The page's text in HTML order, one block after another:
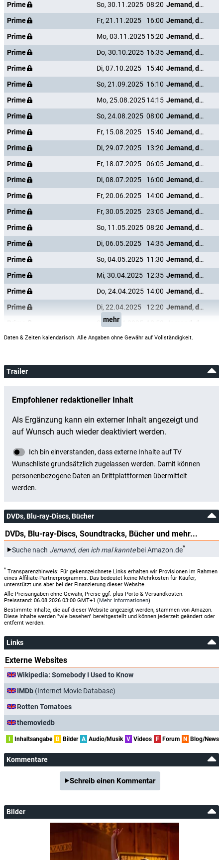
Prime
So, 30.11.2025 08:20
Jemand, den ich mal kannte
Prime
Fr, 21.11.2025 16:00
Jemand, den ich mal kannte
Prime
Mo, 03.11.202515:20
Jemand, den ich mal kannte
Prime
Do, 30.10.2025 16:35
Jemand, den ich mal kannte
Prime
Di, 07.10.2025 15:40
Jemand, den ich mal kannte
Prime
So, 21.09.2025 16:10
Jemand, den ich mal kannte
Prime
Mo, 25.08.202514:15
Jemand, den ich mal kannte
Prime
So, 24.08.2025 08:00
Jemand, den ich mal kannte
Prime
Fr, 15.08.2025 15:40
Jemand, den ich mal kannte
Prime
Di, 29.07.2025 13:20
Jemand, den ich mal kannte
Prime
Fr, 18.07.2025 06:05
Jemand, den ich mal kannte
Prime
Di, 08.07.2025 16:00
Jemand, den ich mal kannte
Prime
Fr, 20.06.2025 14:00
Jemand, den ich mal kannte
Prime
Fr, 30.05.2025 23:05
Jemand, den ich mal kannte
Prime
So, 11.05.2025 08:20
Jemand, den ich mal kannte
Prime
Di, 06.05.2025 14:35
Jemand, den ich mal kannte
Prime
So, 04.05.2025 11:30
Jemand, den ich mal kannte
Prime
Mi, 30.04.2025 12:35
Jemand, den ich mal kannte
Prime
Do, 24.04.2025 14:00
Jemand, den ich mal kannte
Prime
Di, 22.04.2025 12:20
Jemand, den ich mal kannte
So, 20.04.2025
mehr
Daten & Zeiten kalendarisch. Alle Angaben ohne Gewähr auf Vollständigkeit.
Trailer
DVDs, Blu-ray-Discs, Bücher
DVDs, Blu-ray-Discs, Soundtracks, Bücher und mehr...
Suche nach Jemand, den ich mal kanntebei Amazon.de*
* Transparenzhinweis: Für gekennzeichnete Links erhalten wir Provisionen im Rahmen
eines Affiliate-Partnerprogramms. Das bedeutet keine Mehrkosten für Käufer,
unterstützt uns aber bei der Finanzierung dieser Website.
Alle Preisangaben ohne Gewähr, Preise ggf. plus Porto & Versandkosten.
Preisstand: 06.08.2026 03:00 GMT+1 (Mehr Informationen)
Bestimmte Inhalte, die auf dieser Website angezeigt werden, stammen von Amazon.
Diese Inhalte werden "wie besehen" bereitgestellt und können jederzeit geändert oder
entfernt werden.
Links
Externe Websites
Wikipedia: Somebody I Used to Know
IMDb (Internet Movie Database)
Rotten Tomatoes
themoviedb
I Inhaltsangabe B Bilder A Audio/Musik V Videos F Forum N Blog/News
Kommentare
Schreib einen Kommentar
Bilder